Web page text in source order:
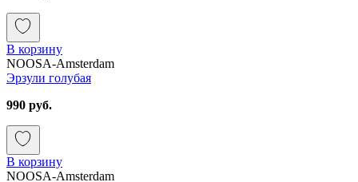
В корзину
NOOSA-Amsterdam
Эрзули голубая
990 руб.
В корзину
NOOSA-Amsterdam